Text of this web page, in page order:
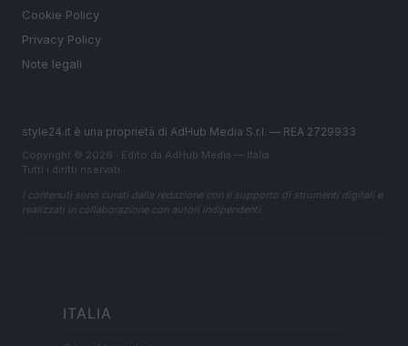
Cookie Policy
Privacy Policy
Note legali
style24.it è una proprietà di AdHub Media S.r.l. — REA 2729933
Copyright © 2026 · Edito da AdHub Media — Italia
Tutti i diritti riservati
I contenuti sono curati dalla redazione con il supporto di strumenti digitali e
realizzati in collaborazione con autori indipendenti.
ITALIA